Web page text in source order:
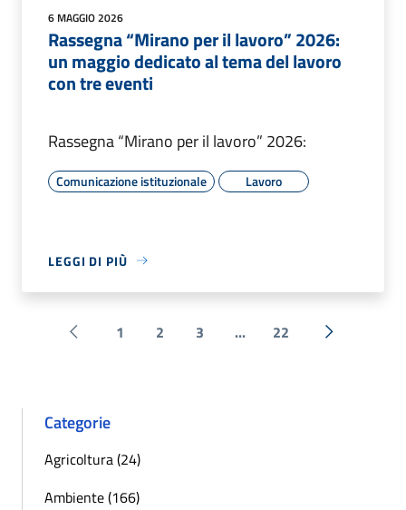
6 MAGGIO 2026
Rassegna “Mirano per il lavoro” 2026:
un maggio dedicato al tema del lavoro
con tre eventi
Rassegna “Mirano per il lavoro” 2026:
Comunicazione istituzionale Lavoro
LEGGI DI PIÙ
Pagina precedente
1 2 3 ... 22 Successiva
Categorie
Agricoltura (24)
Ambiente (166)